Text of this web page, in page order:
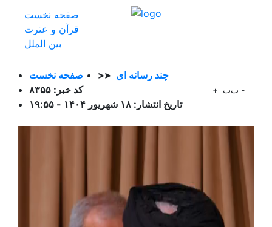
صفحه نخست
قرآن و عترت
بین الملل
صفحه نخست >> چند رسانه ای
کد خبر: ۸۳۵۵
تاریخ انتشار: ۱۸ شهریور ۱۴۰۴ - ۱۹:۵۵
- بب +